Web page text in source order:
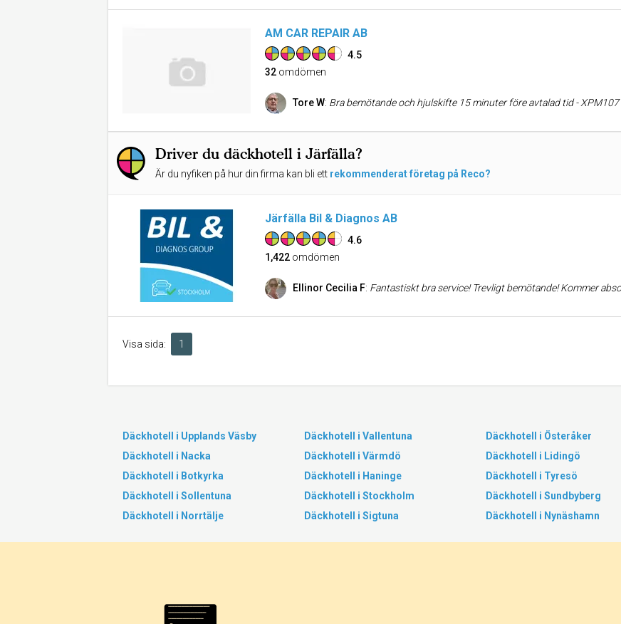
AM CAR REPAIR AB
4.5
32 omdömen
Tore W: Bra bemötande och hjulskifte 15 minuter före avtalad tid - XPM107
Driver du däckhotell i Järfälla?
Är du nyfiken på hur din firma kan bli ett rekommenderat företag på Reco?
Järfälla Bil & Diagnos AB
4.6
1,422 omdömen
Ellinor Cecilia F: Fantastiskt bra service! Trevligt bemötande! Kommer absolut att anlita dem fler gånger i framtiden. Fick hjälp
Visa sida: 1
Däckhotell i Upplands Väsby Däckhotell i Vallentuna Däckhotell i Österåker
Däckhotell i Nacka
Däckhotell i Värmdö Däckhotell i Lidingö
Däckhotell i Botkyrka
Däckhotell i Haninge Däckhotell i Tyresö
Däckhotell i Sollentuna
Däckhotell i Stockholm Däckhotell i Sundbyberg
Däckhotell i Norrtälje
Däckhotell i Sigtuna Däckhotell i Nynäshamn